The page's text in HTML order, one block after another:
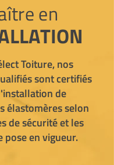
ître en
Toiture, nos
sont certifiés
de
élastomères selon
de sécurité et les
pose en vigueur.